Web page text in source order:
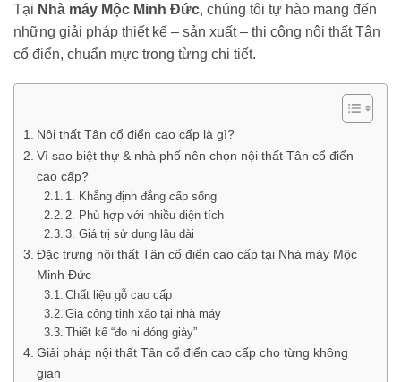
Tại Nhà máy Mộc Minh Đức, chúng tôi tự hào mang đến
những giải pháp thiết kế – sản xuất – thi công nội thất Tân
cổ điển, chuẩn mực trong từng chi tiết.
Nội thất Tân cổ điển cao cấp là gì?
Vì sao biệt thự & nhà phố nên chọn nội thất Tân cổ điển
cao cấp?
1. Khẳng định đẳng cấp sống
2. Phù hợp với nhiều diện tích
3. Giá trị sử dụng lâu dài
Đặc trưng nội thất Tân cổ điển cao cấp tại Nhà máy Mộc
Minh Đức
Chất liệu gỗ cao cấp
Gia công tinh xảo tại nhà máy
Thiết kế “đo ni đóng giày”
Giải pháp nội thất Tân cổ điển cao cấp cho từng không
gian